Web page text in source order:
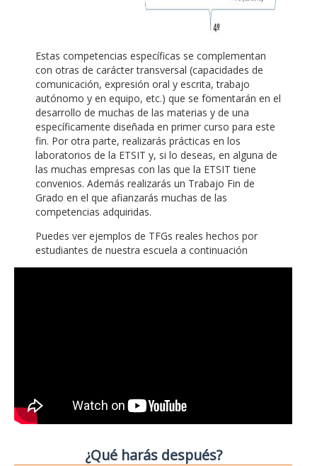
Estas competencias específicas se complementan
con otras de carácter transversal (capacidades de
comunicación, expresión oral y escrita, trabajo
autónomo y en equipo, etc.) que se fomentarán en el
desarrollo de muchas de las materias y de una
específicamente diseñada en primer curso para este
fin. Por otra parte, realizarás prácticas en los
laboratorios de la ETSIT y, si lo deseas, en alguna de
las muchas empresas con las que la ETSIT tiene
convenios. Además realizarás un Trabajo Fin de
Grado en el que afianzarás muchas de las
competencias adquiridas.
Puedes ver ejemplos de TFGs reales hechos por
estudiantes de nuestra escuela a continuación
¿Qué harás después?